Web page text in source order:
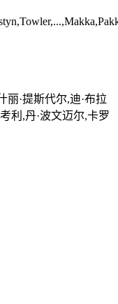
丽·提斯代尔,迪·布拉
利,丹·波文迈尔,卡罗